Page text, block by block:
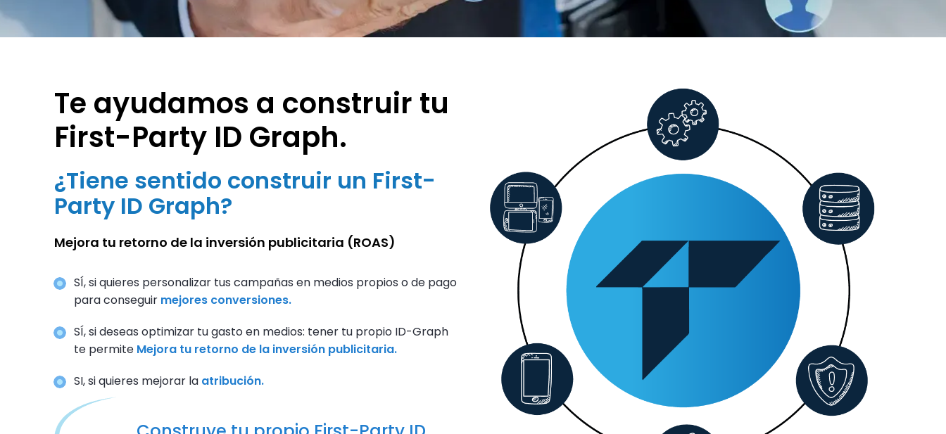
Te ayudamos a construir tu
First-Party ID Graph.
¿Tiene sentido construir un First-
Party ID Graph?
Mejora tu retorno de la inversión publicitaria (ROAS)
SÍ, si quieres personalizar tus campañas en medios propios o de pago
para conseguir mejores conversiones.
SÍ, si deseas optimizar tu gasto en medios: tener tu propio ID-Graph
te permite Mejora tu retorno de la inversión publicitaria.
SI, si quieres mejorar la atribución.